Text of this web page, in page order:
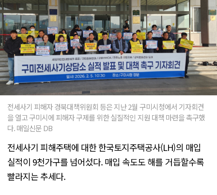
전세사기 피해자 경북대책위원회 등은 지난 2월 구미시청에서 기자회견
을 열고 구미시에 피해자 구제를 위한 실질적인 지원 대책 마련을 촉구했
다. 매일신문 DB
전세사기 피해주택에 대한 한국토지주택공사(LH)의 매입
실적이 9천가구를 넘어섰다. 매입 속도도 해를 거듭할수록
빨라지는 추세다.